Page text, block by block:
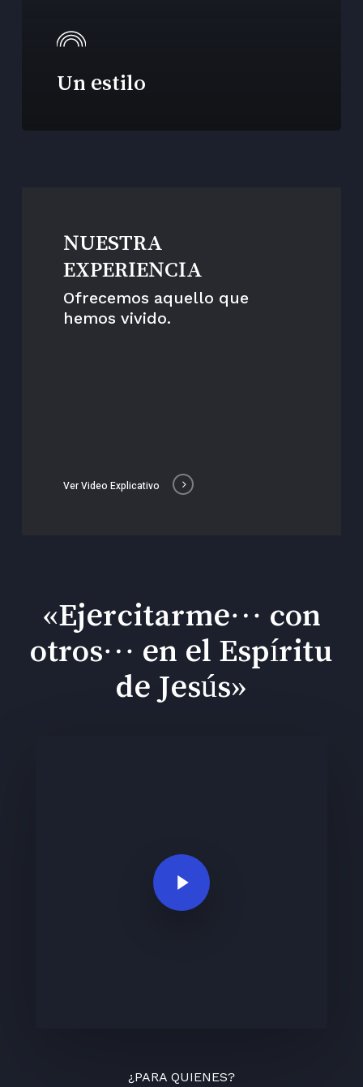
Un estilo
NUESTRA
EXPERIENCIA
Ofrecemos aquello que
hemos vivido.
Ver Video Explicativo
«Ejercitarme… con
otros… en el Espíritu
de Jesús»
Play Video
¿PARA QUIENES?